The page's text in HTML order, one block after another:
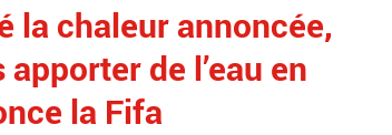
la chaleur annoncée,
de l’eau en
la Fifa